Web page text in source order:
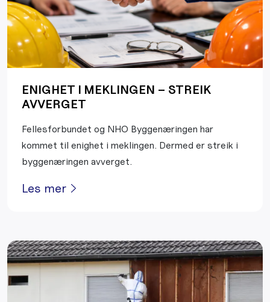
ENIGHET I MEKLINGEN – STREIK
AVVERGET
Fellesforbundet og NHO Byggenæringen har
kommet til enighet i meklingen. Dermed er streik i
byggenæringen avverget.
Les mer